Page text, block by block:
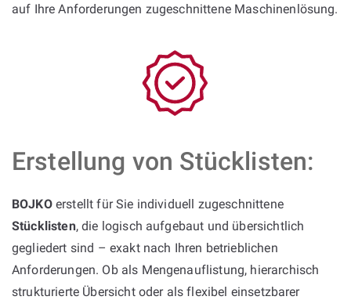
auf Ihre Anforderungen zugeschnittene Maschinenlösung.
Erstellung von Stücklisten:
BOJKOerstellt für Sie individuell zugeschnittene
Stücklisten, die logisch aufgebaut und übersichtlich
gegliedert sind – exakt nach Ihren betrieblichen
Anforderungen. Ob als Mengenauflistung, hierarchisch
strukturierte Übersicht oder als flexibel einsetzbarer